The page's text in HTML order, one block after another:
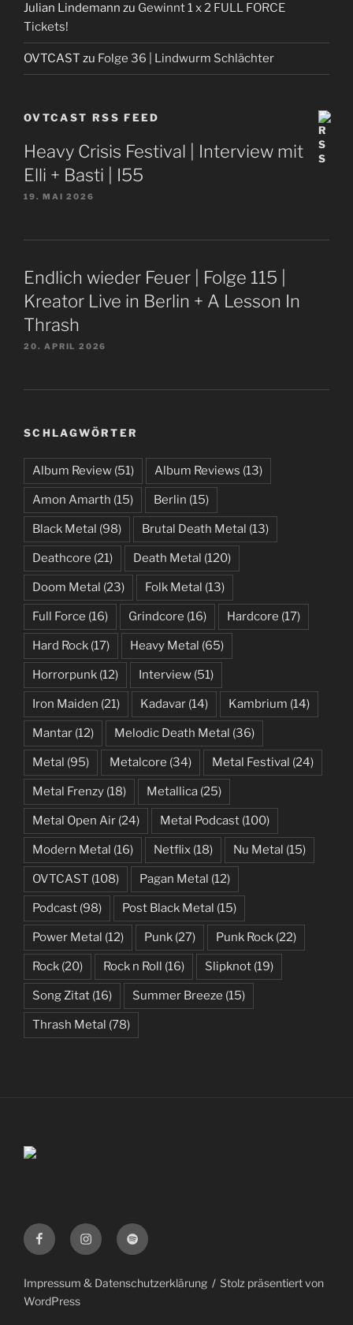
Julian Lindemann zu Gewinnt 1 x 2 FULL FORCE
Tickets!
OVTCAST zu Folge 36 | Lindwurm Schlächter
OVTCAST RSS FEED
Heavy Crisis Festival | Interview mit
Elli + Basti | I55
19. MAI 2026
Endlich wieder Feuer | Folge 115 |
Kreator Live in Berlin + A Lesson In
Thrash
20. APRIL 2026
SCHLAGWÖRTER
Album Review (51) Album Reviews (13)
Amon Amarth (15) Berlin (15)
Black Metal (98) Brutal Death Metal (13)
Deathcore (21) Death Metal (120)
Doom Metal (23) Folk Metal (13)
Full Force (16) Grindcore (16) Hardcore (17)
Hard Rock (17) Heavy Metal (65)
Horrorpunk (12) Interview (51)
Iron Maiden (21) Kadavar (14) Kambrium (14)
Mantar (12) Melodic Death Metal (36)
Metal (95) Metalcore (34) Metal Festival (24)
Metal Frenzy (18) Metallica (25)
Metal Open Air (24) Metal Podcast (100)
Modern Metal (16) Netflix (18) Nu Metal (15)
OVTCAST (108) Pagan Metal (12)
Podcast (98) Post Black Metal (15)
Power Metal (12) Punk (27) Punk Rock (22)
Rock (20) Rock n Roll (16) Slipknot (19)
Song Zitat (16) Summer Breeze (15)
Thrash Metal (78)
FacebookInstagramSpotify
Impressum & Datenschutzerklärung
Stolz präsentiert von
WordPress